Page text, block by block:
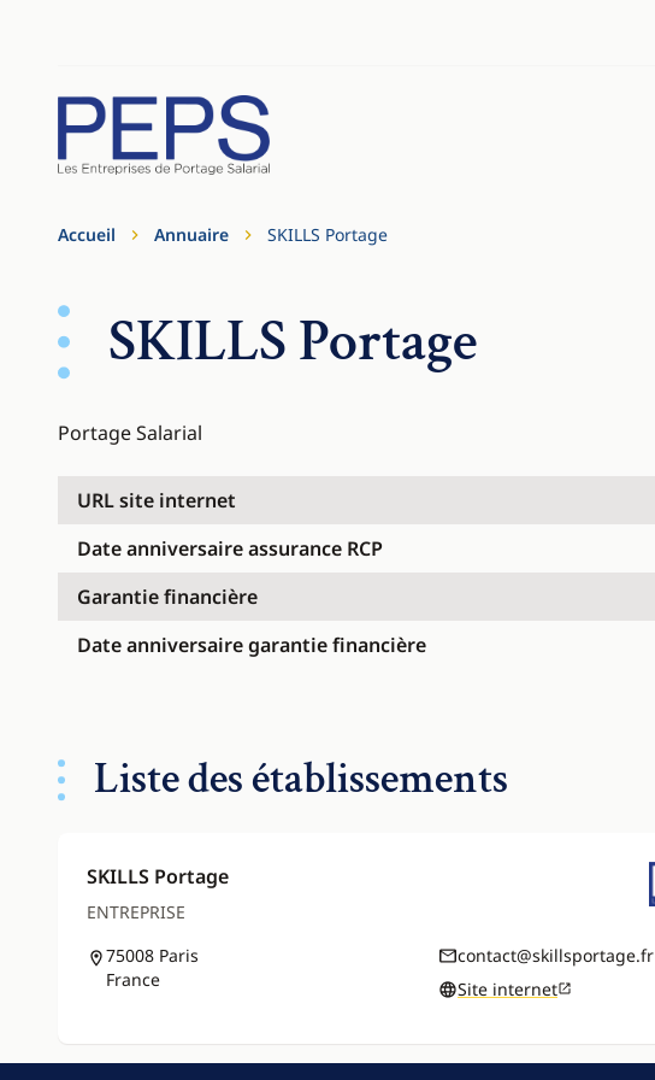
Accueil Annuaire SKILLS Portage
SKILLS Portage
Portage Salarial
URL site internet
Date anniversaire assurance RCP
Garantie financière
Date anniversaire garantie financière
Liste des établissements
SKILLS Portage
ENTREPRISE
75008 Paris
France
contact@skillsportage.fr
Site internet